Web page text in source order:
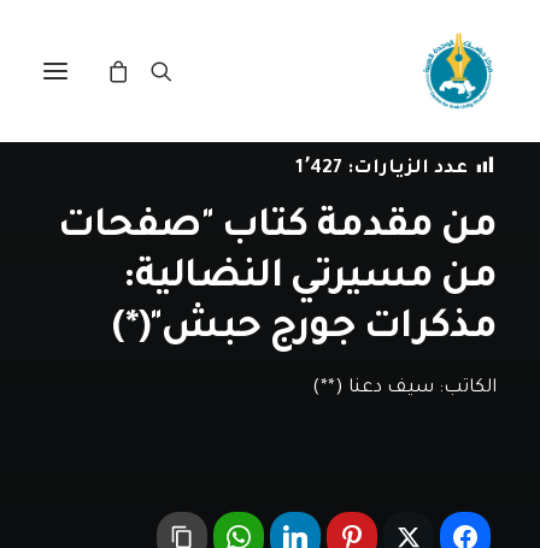
فيمقالات
عدد الزيارات: 1٬427
من مقدمة كتاب "صفحات
من مسيرتي النضالية:
مذكرات جورج حبش"(*)
الكاتب: سيف دعنا (**)